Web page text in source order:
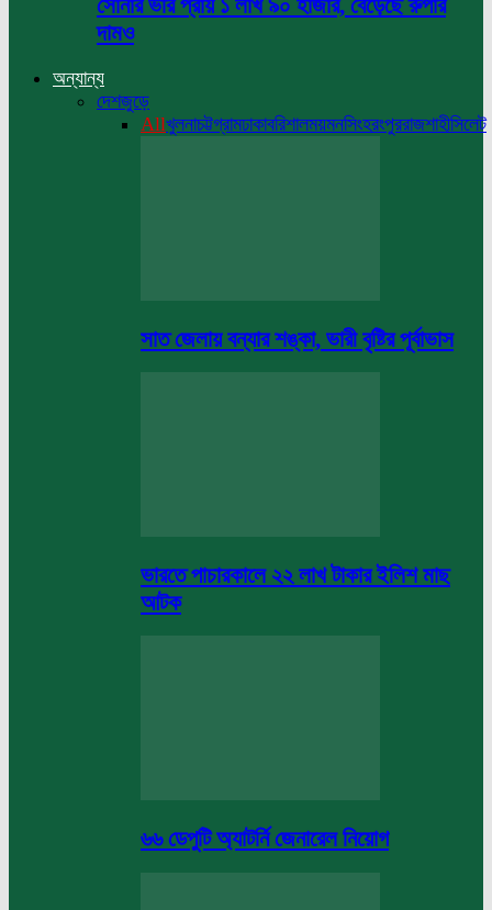
সোনার ভরি প্রায় ১ লাখ ৯০ হাজার, বেড়েছে রুপার
দামও
অন্যান্য
দেশজুড়ে
Allখুলনাচট্টগ্রামঢাকাবরিশালময়মনসিংহরংপুররাজশাহীসিলেট
সাত জেলায় বন্যার শঙ্কা, ভারী বৃষ্টির পূর্বাভাস
ভারতে পাচারকালে ২২ লাখ টাকার ইলিশ মাছ
আটক
৬৬ ডেপুটি অ্যাটর্নি জেনারেল নিয়োগ